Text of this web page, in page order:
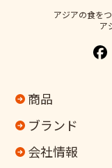
アジアの食を
ア
商品
ブランド
会社情報